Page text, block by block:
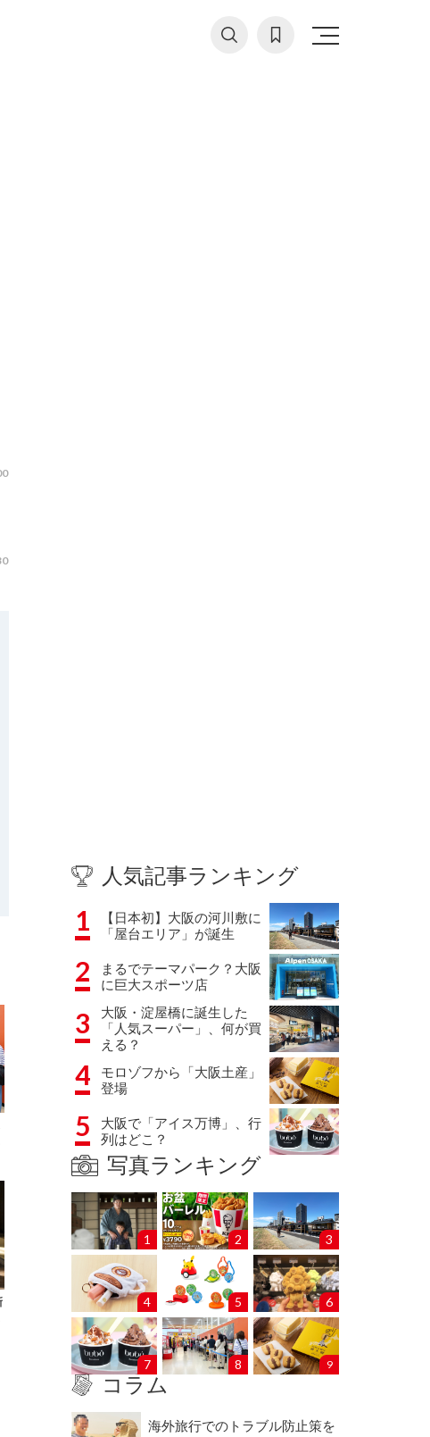
人気記事ランキング
1
【日本初】大阪の河川敷に
「屋台エリア」が誕生
2
まるでテーマパーク？大阪
に巨大スポーツ店
3
大阪・淀屋橋に誕生した
「人気スーパー」、何が買
える？
4
モロゾフから「大阪土産」
登場
5
大阪で「アイス万博」、行
列はどこ？
写真ランキング
1 2 3
4 5 6
7 8 9
コラム
海外旅行でのトラブル防止策を